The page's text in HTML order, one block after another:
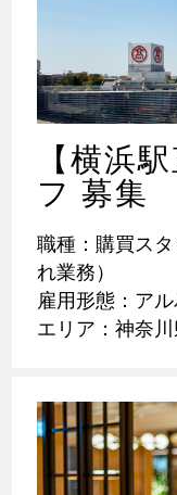
【横浜
フ 募集
職種：購買ス
れ業務）
雇用形態：ア
エリア：神奈